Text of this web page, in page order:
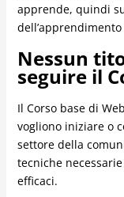
apprende, quindi
Nessun
seguire il
Il Corso base di
vogliono iniziare o
settore della
tecniche
efficaci.